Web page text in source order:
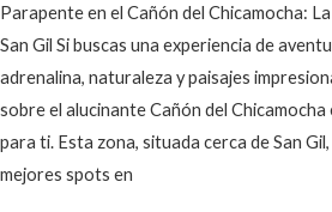
Parapente en el Cañón del Chicamocha:
San Gil Si buscas una experiencia de
adrenalina, naturaleza y paisajes
sobre el alucinante Cañón del
para ti. Esta zona, situada cerca de San
mejores spots en